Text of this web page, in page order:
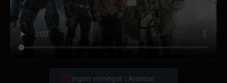
Ingen visninger i Arendal